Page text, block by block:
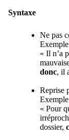
Syntaxe
Ne pas
« Il n’a
donc, il
Reprise
« Pour
dossier,